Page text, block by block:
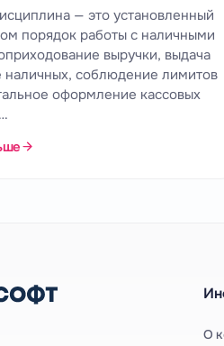
— это установленный
порядок работы с наличными
выручки, выдача
наличных, соблюдение лимитов
оформление кассовых
О